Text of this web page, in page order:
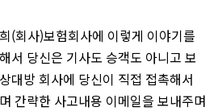
(회사)보험회사에 이렇게 이야기를
서 당신은 기사도 승객도 아니고 보
대방 회사에 당신이 직접 접촉해서
간략한 사고내용 이메일을 보내주며